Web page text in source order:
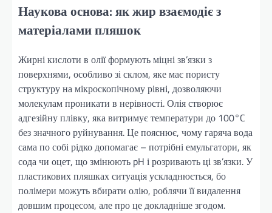
Наукова основа: як жир взаємодіє з
матеріалами пляшок
Жирні кислоти в олії формують міцні зв’язки з
поверхнями, особливо зі склом, яке має пористу
структуру на мікроскопічному рівні, дозволяючи
молекулам проникати в нерівності. Олія створює
адгезійну плівку, яка витримує температури до 100°C
без значного руйнування. Це пояснює, чому гаряча вода
сама по собі рідко допомагає – потрібні емульгатори, як
сода чи оцет, що змінюють pH і розривають ці зв’язки. У
пластикових пляшках ситуація ускладнюється, бо
полімери можуть вбирати олію, роблячи її видалення
довшим процесом, але про це докладніше згодом.